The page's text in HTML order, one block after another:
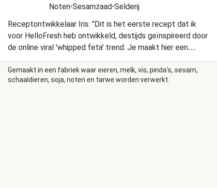
Noten•Sesamzaad•Selderij
Receptontwikkelaar Iris: "Dit is het eerste recept dat ik
voor HelloFresh heb ontwikkeld, destijds geïnspireerd door
de online viral 'whipped feta' trend. Je maakt hier een
romige maar frisse wittekaassaus van de bekende Griekse
kaas. De mooie kumato-tomaten en de za'atar maken dit
gerecht helemaal af!"
Gemaakt in een fabriek waar eieren, melk, vis, pinda's, sesam,
schaaldieren, soja, noten en tarwe worden verwerkt.